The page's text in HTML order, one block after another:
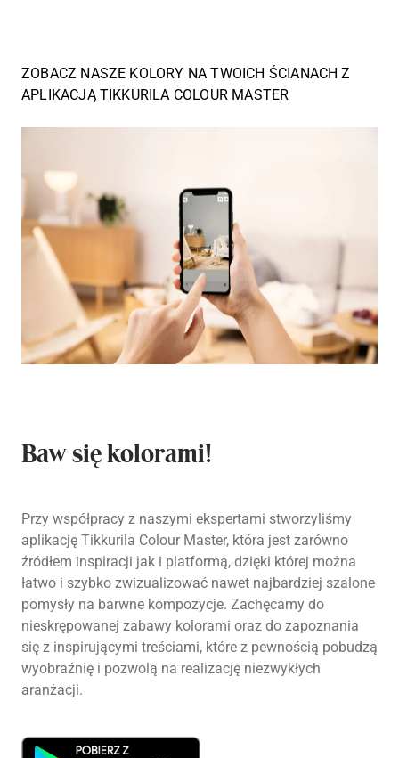
ZOBACZ NASZE KOLORY NA TWOICH ŚCIANACH Z
APLIKACJĄ TIKKURILA COLOUR MASTER
Baw się kolorami!
Przy współpracy z naszymi ekspertami stworzyliśmy
aplikację Tikkurila Colour Master, która jest zarówno
źródłem inspiracji jak i platformą, dzięki której można
łatwo i szybko zwizualizować nawet najbardziej szalone
pomysły na barwne kompozycje. Zachęcamy do
nieskrępowanej zabawy kolorami oraz do zapoznania
się z inspirującymi treściami, które z pewnością pobudzą
wyobraźnię i pozwolą na realizację niezwykłych
aranżacji.